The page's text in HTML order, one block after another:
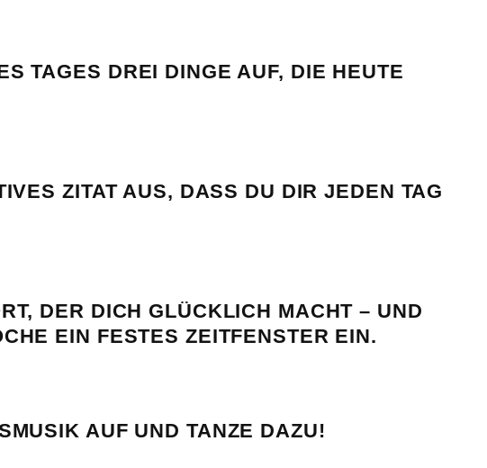
TAGES DREI DINGE AUF, DIE HEUTE
ZITAT AUS, DASS DU DIR JEDEN TAG
DER DICH GLÜCKLICH MACHT – UND
EIN FESTES ZEITFENSTER EIN.
AUF UND TANZE DAZU!